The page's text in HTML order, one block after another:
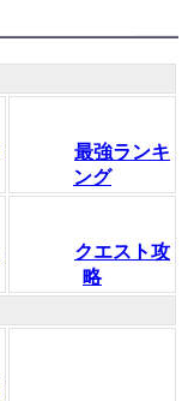
最強ランキ
ング
クエスト攻
略